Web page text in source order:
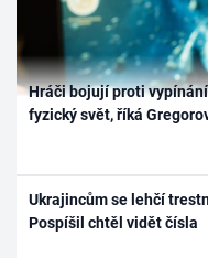
Hráči bojují proti
fyzický svět, říká
Ukrajincům se lehčí
Pospíšil chtěl vidět čísla